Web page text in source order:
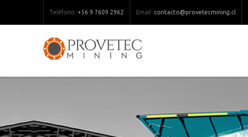
Teléfono :+56 9 7609 2962 Email :contacto@provetecmining.cl